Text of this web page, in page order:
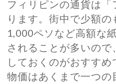
フィリピンの通貨は
ります。街中で少額の
1,000ペソなど高額な
されることが多いの
しておくのがおすすめ
物価はあくまで一つの